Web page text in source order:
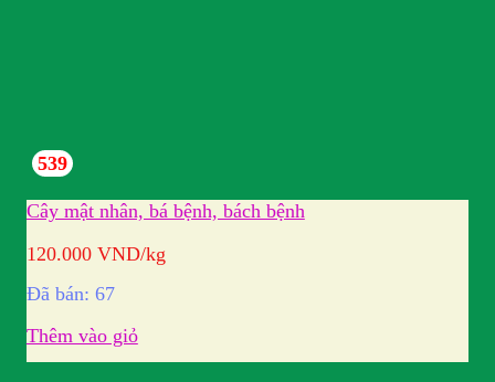
539
Cây mật nhân, bá bệnh, bách bệnh
120.000 VND/kg
Đã bán: 67
Thêm vào giỏ